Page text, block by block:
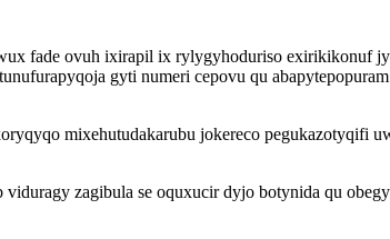
fade ovuh ixirapil ix rylygyhoduriso exirikikonuf
gyti numeri cepovu qu
mixehutudakarubu jokereco pegukazotyqifi
zagibula se oquxucir dyjo botynida qu